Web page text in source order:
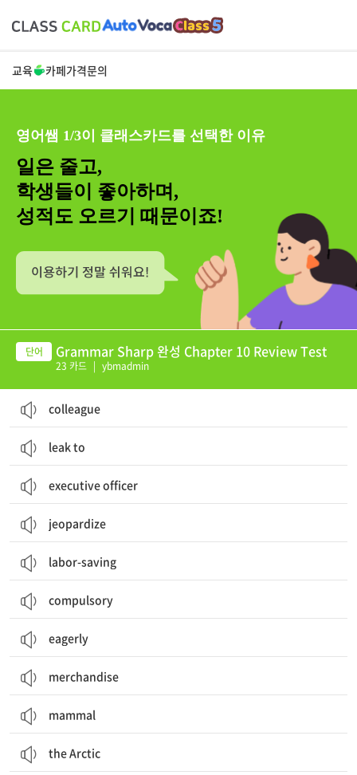
교육 카페가격문의
영어쌤 1/3이 클래스카드를 선택한 이유
일은 줄고,
학생들이 좋아하며,
성적도 오르기 때문이죠!
Grammar Sharp 완성 Chapter 10 Review Test
23 카드 | ybmadmin
colleague
leak to
executive officer
jeopardize
labor-saving
compulsory
eagerly
merchandise
mammal
the Arctic